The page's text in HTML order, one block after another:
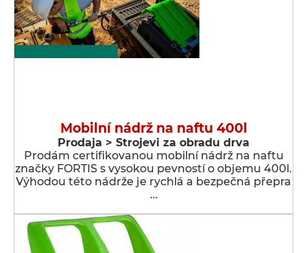
Mobilní nádrž na naftu 400l
Prodaja > Strojevi za obradu drva
Prodám certifikovanou mobilní nádrž na naftu
značky FORTIS s vysokou pevností o objemu 400l.
Výhodou této nádrže je rychlá a bezpečná přepra
…